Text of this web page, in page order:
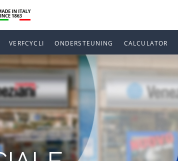
VERFCYCLI ONDERSTEUNING CALCULATOR